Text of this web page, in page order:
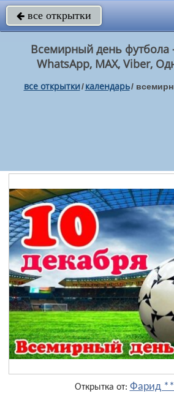
 все открытки
Всемирный день футбола
WhatsApp, MAX, Viber,
все открытки/ календарь/
Открытка от: Фарид